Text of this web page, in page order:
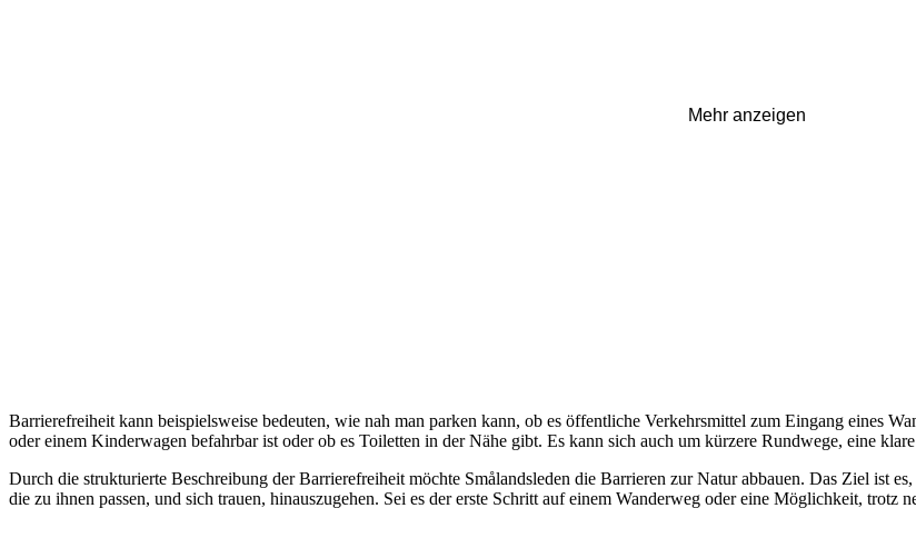
Mehr anzeigen
Barrierefreiheit kann beispielsweise bedeuten, wie nah man parken kann, ob es öffentliche Verkehrsmittel zum Eingang eines
oder einem Kinderwagen befahrbar ist oder ob es Toiletten in der Nähe gibt. Es kann sich auch um kürzere Rundwege, eine
Durch die strukturierte Beschreibung der Barrierefreiheit möchte Smålandsleden die Barrieren zur Natur abbauen. Das Ziel ist
die zu ihnen passen, und sich trauen, hinauszugehen. Sei es der erste Schritt auf einem Wanderweg oder eine Möglichkeit, trotz